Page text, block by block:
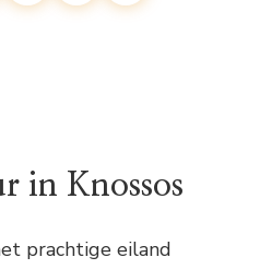
in Knossos
prachtige eiland